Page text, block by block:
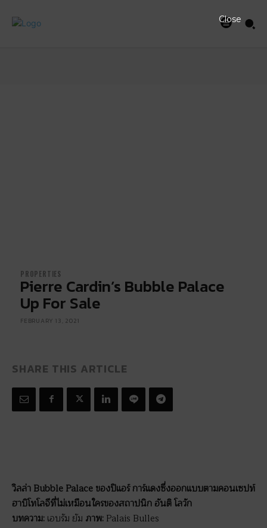
PROPERTIES
Pierre Cardin’s Bubble Palace
Up For Sale
FEBRUARY 13, 2021
SHARE THIS ARTICLE
วิลล่า Bubble Palace ของปิแอร์ การ์แดงซึ่งออกแบบตามคอนเซปท์
ฮาบิโทโลจีที่ไม่เหมือนใครของสถาปนิก อันติ โลวัก
บทความ: เอบรัม ยัม ภาพ: Palais Bulles
Close